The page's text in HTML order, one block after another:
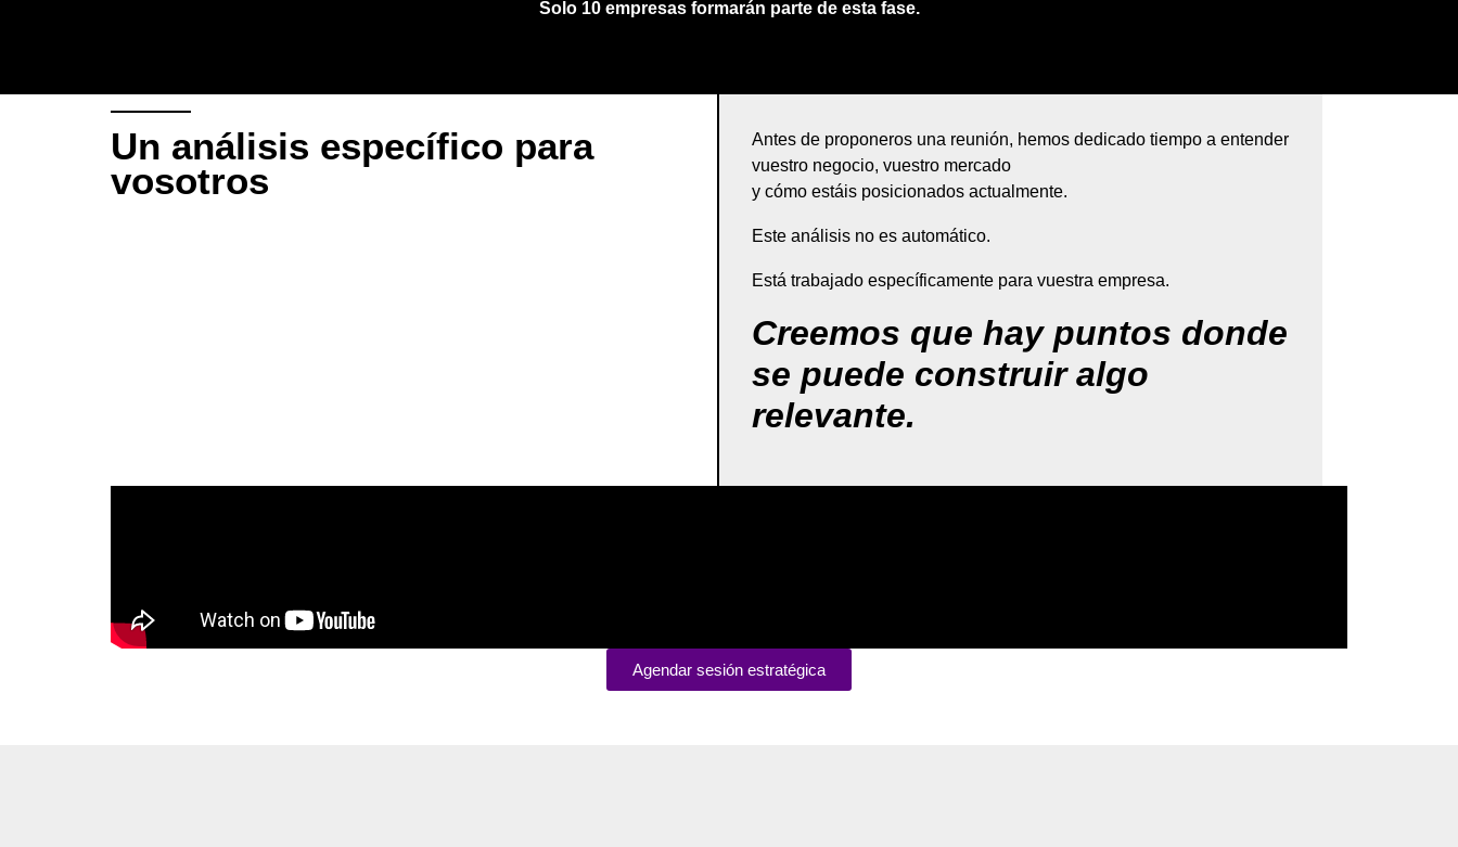
Solo 10 empresas formarán parte de esta fase.
Un análisis específico para
vosotros
Antes de proponeros una reunión, hemos dedicado tiempo a entender
vuestro negocio, vuestro mercado
y cómo estáis posicionados actualmente.
Este análisis no es automático.
Está trabajado específicamente para vuestra empresa.
Creemos que hay puntos donde
se puede construir algo
relevante.
Agendar sesión estratégica